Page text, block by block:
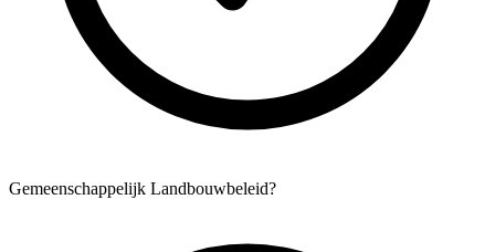
Gemeenschappelijk Landbouwbeleid?